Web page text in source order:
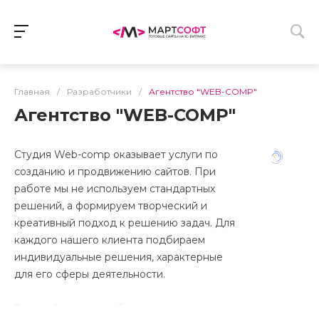
Главная / Разработчики / Агентство "WEB-COMP"
Агентство "WEB-COMP"
Студия Web-comp оказывает услуги по
созданию и продвижению сайтов. При
работе мы не используем стандартных
решений, а формируем творческий и
креативный подход к решению задач. Для
каждого нашего клиента подбираем
индивидуальные решения, характерные
для его сферы деятельности.